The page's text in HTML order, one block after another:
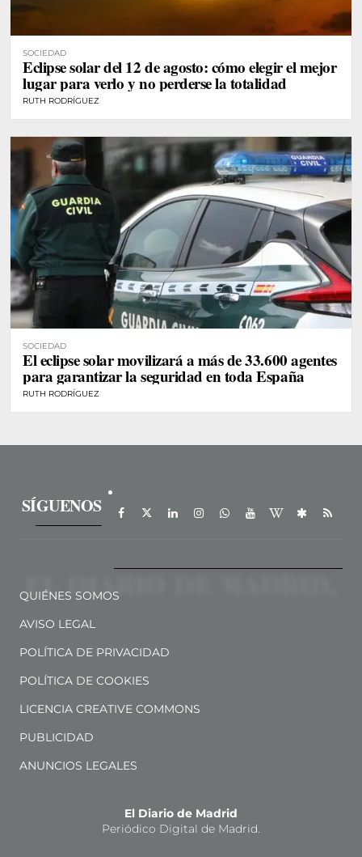
SOCIEDAD
Eclipse solar del 12 de agosto: cómo elegir el mejor
lugar para verlo y no perderse la totalidad
RUTH RODRÍGUEZ
SOCIEDAD
El eclipse solar movilizará a más de 33.600 agentes
para garantizar la seguridad en toda España
RUTH RODRÍGUEZ
SÍGUENOS
QUIÉNES SOMOS
AVISO LEGAL
POLÍTICA DE PRIVACIDAD
POLÍTICA DE COOKIES
LICENCIA CREATIVE COMMONS
PUBLICIDAD
ANUNCIOS LEGALES
El Diario de Madrid
Periódico Digital de Madrid.